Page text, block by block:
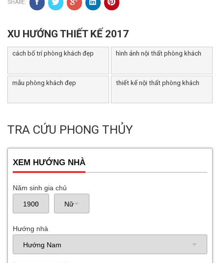
SHARE:
XU HƯỚNG THIẾT KẾ 2017
cách bố trí phòng khách đẹp hình ảnh nội thất phòng khách
mẫu phòng khách đẹp thiết kế nội thất phòng khách
TRA CỨU PHONG THỦY
XEM HƯỚNG NHÀ
Năm sinh gia chủ
Hướng nhà